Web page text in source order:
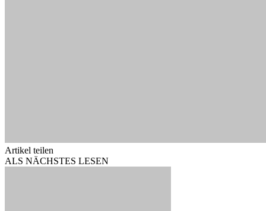
Artikel teilen
ALS NÄCHSTES LESEN